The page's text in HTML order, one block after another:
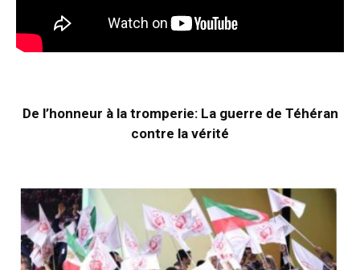
De l’honneur à la tromperie: La guerre de Téhéran
contre la vérité